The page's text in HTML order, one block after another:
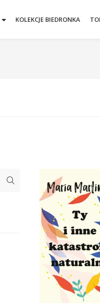
KOLEKCJE BIEDRONKA